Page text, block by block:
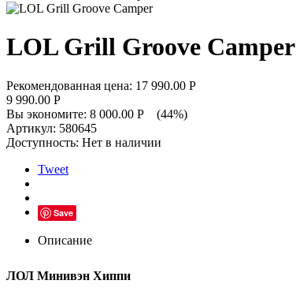
LOL Grill Groove Camper
Рекомендованная цена: 17 990.00 Р
9 990.00 Р
Вы экономите: 8 000.00 Р (44%)
Артикул: 580645
Доступность: Нет в наличии
Tweet
Save
Описание
ЛОЛ Минивэн Хиппи